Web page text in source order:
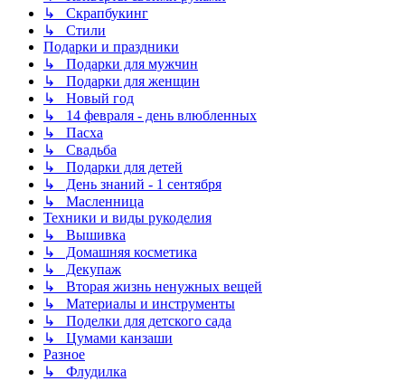
↳ Скрапбукинг
↳ Стили
Подарки и праздники
↳ Подарки для мужчин
↳ Подарки для женщин
↳ Новый год
↳ 14 февраля - день влюбленных
↳ Пасха
↳ Свадьба
↳ Подарки для детей
↳ День знаний - 1 сентября
↳ Масленница
Техники и виды рукоделия
↳ Вышивка
↳ Домашняя косметика
↳ Декупаж
↳ Вторая жизнь ненужных вещей
↳ Материалы и инструменты
↳ Поделки для детского сада
↳ Цумами канзаши
Разное
↳ Флудилка